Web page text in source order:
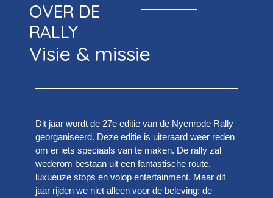
OVER DE
RALLY
Visie & missie
Dit jaar wordt de 27e editie van de Nyenrode Rally
georganiseerd. Deze editie is uiteraard weer reden
om er iets speciaals van te maken. De rally zal
wederom bestaan uit een fantastische route,
luxueuze stops en volop entertainment. Maar dit
jaar rijden we niet alleen voor de beleving: de